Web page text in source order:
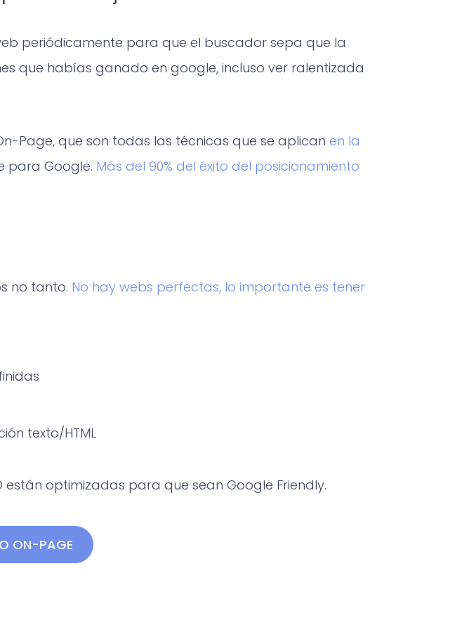
periódicamente para que el buscador sepa que la
que habías ganado en google, incluso ver ralentizada
Page, que son todas las técnicas que se aplican en la
para Google. Más del 90% del éxito del posicionamiento
no tanto. No hay webs perfectas, lo importante es tener
texto/HTML
optimizadas para que sean Google Friendly.
ON-PAGE